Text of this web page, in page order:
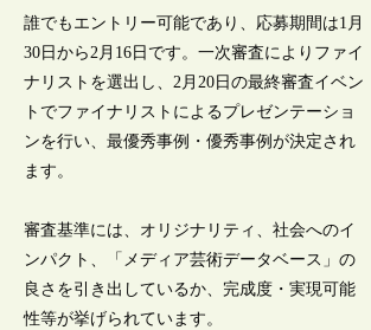
誰でもエントリー可能であり、応募期間は1月
30日から2月16日です。一次審査によりファイ
ナリストを選出し、2月20日の最終審査イベン
トでファイナリストによるプレゼンテーショ
ンを行い、最優秀事例・優秀事例が決定され
ます。
審査基準には、オリジナリティ、社会へのイ
ンパクト、「メディア芸術データベース」の
良さを引き出しているか、完成度・実現可能
性等が挙げられています。